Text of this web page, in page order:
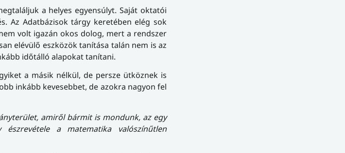
a helyes egyensúlyt. Saját oktatói
Az Adatbázisok tárgy keretében elég sok
volt igazán okos dolog, mert a rendszer
elévülő eszközök tanítása talán nem is az
időtálló alapokat tanítani.
a másik nélkül, de persze ütköznek is
inkább kevesebbet, de azokra nagyon fel
amiről bármit is mondunk, az egy
a matematika valószínűtlen